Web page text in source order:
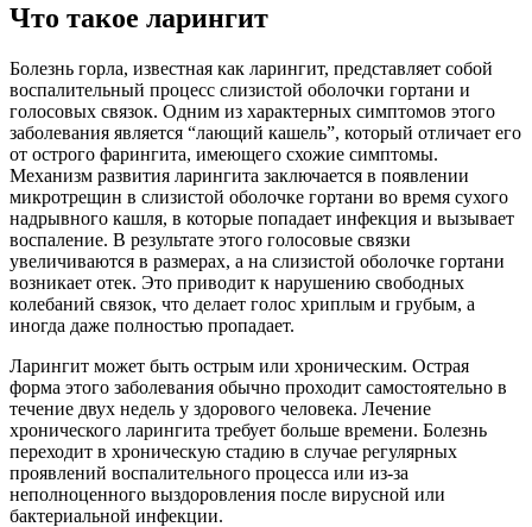
Что такое ларингит
Болезнь горла, известная как ларингит, представляет собой
воспалительный процесс слизистой оболочки гортани и
голосовых связок. Одним из характерных симптомов этого
заболевания является “лающий кашель”, который отличает его
от острого фарингита, имеющего схожие симптомы.
Механизм развития ларингита заключается в появлении
микротрещин в слизистой оболочке гортани во время сухого
надрывного кашля, в которые попадает инфекция и вызывает
воспаление. В результате этого голосовые связки
увеличиваются в размерах, а на слизистой оболочке гортани
возникает отек. Это приводит к нарушению свободных
колебаний связок, что делает голос хриплым и грубым, а
иногда даже полностью пропадает.
Ларингит может быть острым или хроническим. Острая
форма этого заболевания обычно проходит самостоятельно в
течение двух недель у здорового человека. Лечение
хронического ларингита требует больше времени. Болезнь
переходит в хроническую стадию в случае регулярных
проявлений воспалительного процесса или из-за
неполноценного выздоровления после вирусной или
бактериальной инфекции.